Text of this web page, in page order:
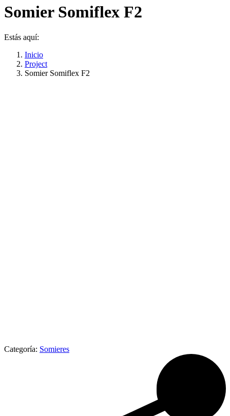
Somier Somiflex F2
Estás aquí:
Inicio
Project
Somier Somiflex F2
Categoría: Somieres